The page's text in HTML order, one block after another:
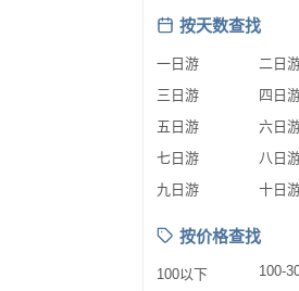
按天数查找
一日游
二日
三日游
四日
五日游
六日
七日游
八日
九日游
十日
按价格查找
100以下
100-